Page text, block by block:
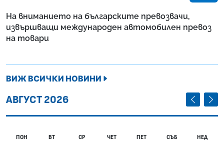
На вниманието на българските превозвачи,
извършващи международен автомобилен превоз
на товари
ВИЖ ВСИЧКИ НОВИНИ
АВГУСТ 2026
ПОН ВТ СР ЧЕТ ПЕТ СЪБ НЕД